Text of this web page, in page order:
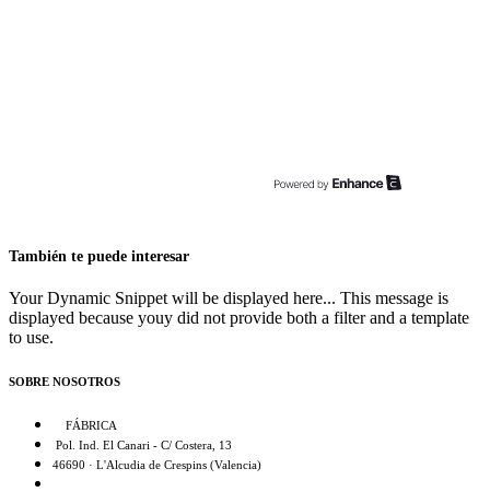
También te puede interesar
Your Dynamic Snippet will be displayed here... This message is
displayed because youy did not provide both a filter and a template
to use.
SOBRE NOSOTROS
FÁBRICA
Pol. Ind. El Canari - C/ Costera, 13
46690 · L'Alcudia de Crespins (Valencia)